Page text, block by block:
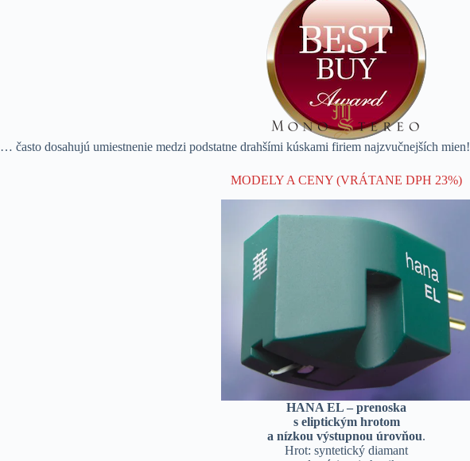
… často dosahujú umiestnenie medzi podstatne drahšími kúskami firiem najzvučnejších mien!
MODELY A CENY (VRÁTANE DPH 23%)
HANA EL – prenoska
s eliptickým hrotom
a nízkou výstupnou úrovňou.
Hrot: syntetický diamant